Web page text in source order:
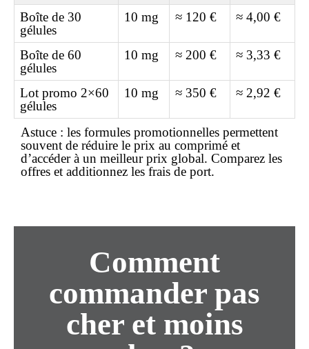
Boîte de 30
gélules
10 mg ≈ 120 € ≈ 4,00 €
Boîte de 60
gélules
10 mg ≈ 200 € ≈ 3,33 €
Lot promo 2×60
gélules
10 mg ≈ 350 € ≈ 2,92 €
Astuce : les formules promotionnelles permettent
souvent de réduire le prix au comprimé et
d’accéder à un meilleur prix global. Comparez les
offres et additionnez les frais de port.
Comment
commander pas
cheret moins